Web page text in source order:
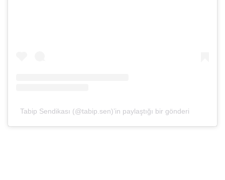
Tabip Sendikası (@tabip.sen)’in paylaştığı bir gönderi